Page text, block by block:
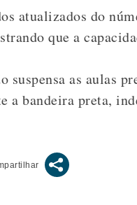
atualizados do
que a
as aulas
a bandeira preta,